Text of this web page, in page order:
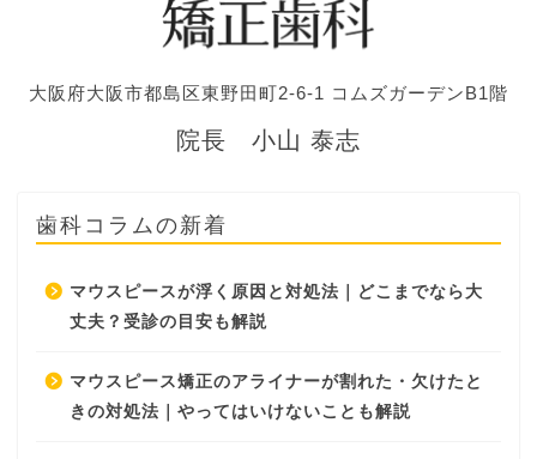
大阪府大阪市都島区東野田町2-6-1 コムズガーデンB1階
院長 小山 泰志
歯科コラムの新着
マウスピースが浮く原因と対処法｜どこまでなら大
丈夫？受診の目安も解説
マウスピース矯正のアライナーが割れた・欠けたと
きの対処法｜やってはいけないことも解説